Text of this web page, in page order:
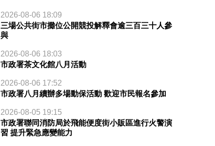
2026-08-06 18:09
三場公共街市攤位公開競投解釋會逾三百三十人參
與
2026-08-06 18:03
市政署茶文化館八月活動
2026-08-06 17:52
市政署八月續辦多場動保活動 歡迎市民報名參加
2026-08-05 19:15
市政署聯同消防局於飛能便度街小販區進行火警演
習 提升緊急應變能力